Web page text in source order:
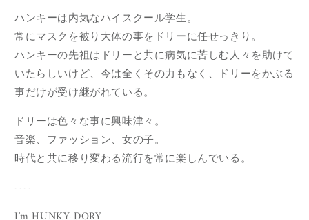
ハンキーは内気なハイスクール学生。
常にマスクを被り大体の事をドリーに任せっきり。
ハンキーの先祖はドリーと共に病気に苦しむ人々を助けて
いたらしいけど、今は全くその力もなく、ドリーをかぶる
事だけが受け継がれている。
ドリーは色々な事に興味津々。
音楽、ファッション、女の子。
時代と共に移り変わる流行を常に楽しんでいる。
----